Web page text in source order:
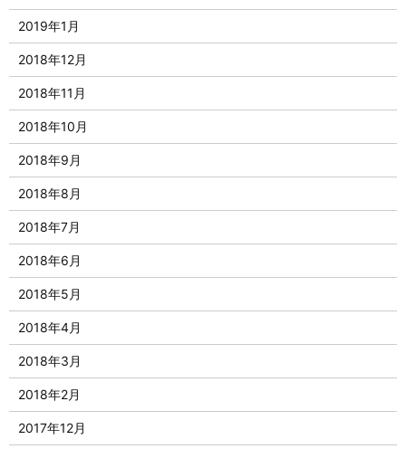
2019年1月
2018年12月
2018年11月
2018年10月
2018年9月
2018年8月
2018年7月
2018年6月
2018年5月
2018年4月
2018年3月
2018年2月
2017年12月